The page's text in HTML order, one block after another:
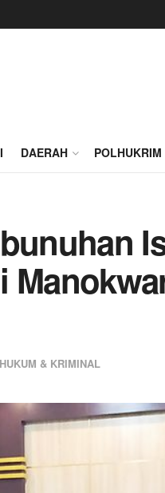
DAERAH POLHUKRIM
HUKUM & KRIMINAL